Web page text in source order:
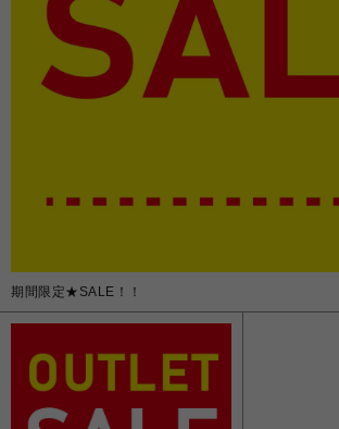
期間限定★SALE！！